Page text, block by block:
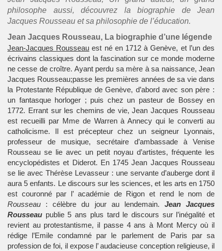
philosophe aussi, découvrez la biographie de Jean
Jacques Rousseau et sa philosophie de l’éducation.
Jean Jacques Rousseau, La biographie d’une légende
Jean-Jacques Rousseau est né en 1712 à Genève, et l’un des
écrivains classiques dont la fascination sur ce monde moderne
ne cesse de croître. Ayant perdu sa mère à sa naissance, Jean
Jacques Rousseau;passe les premières années de sa vie dans
la Protestante République de Genève, d’abord avec son père :
un fantasque horloger ; puis chez un pasteur de Bossey en
1772. Errant sur les chemins de vie, Jean Jacques Rousseau
est recueilli par Mme de Warren à Annecy qui le converti au
catholicisme. Il est précepteur chez un seigneur Lyonnais,
professeur de musique, secrétaire d’ambassade à Venise
Rousseau se lie avec un petit noyau d’artistes, fréquente les
encyclopédistes et Diderot. En 1745 Jean Jacques Rousseau
se lie avec Thérèse Levasseur : une servante d’auberge dont il
aura 5 enfants. Le discours sur les sciences, et les arts en 1750
est couronné par l’ académie de Rigon et rend le nom de
Rousseau : célèbre du jour au lendemain. Jean Jacques
Rousseau publie 5 ans plus tard le discours sur l’inégalité et
revient au protestantisme, il passe 4 ans à Mont Mercy où il
rédige l’Emile condamné par le parlement de Paris par sa
profession de foi, il expose l’ audacieuse conception religieuse, il